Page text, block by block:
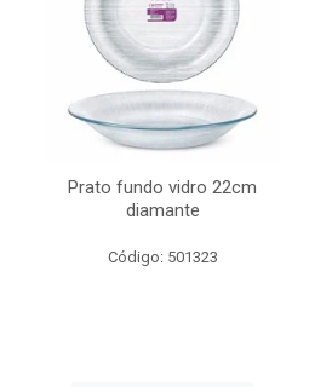
Prato fundo vidro 22cm
diamante
Código: 501323